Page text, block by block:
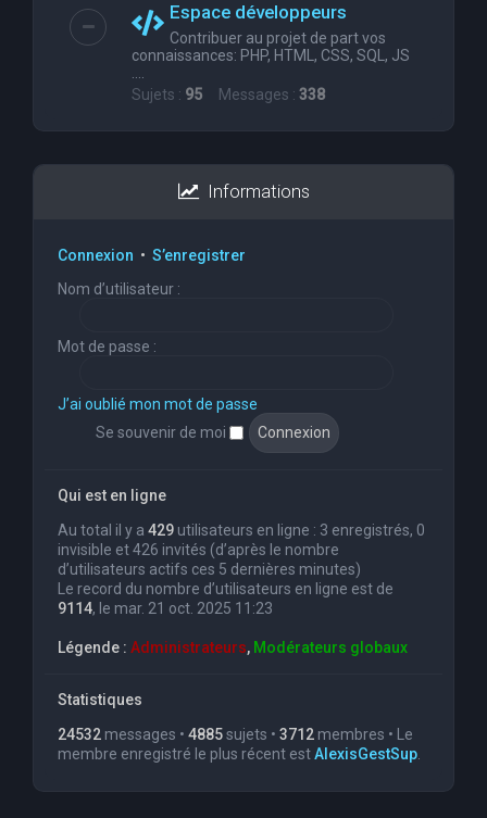
Espace développeurs
Contribuer au projet de part vos
connaissances: PHP, HTML, CSS, SQL, JS
....
Sujets : 95 Messages : 338
Informations
Connexion • S’enregistrer
Nom d’utilisateur :
Mot de passe :
J’ai oublié mon mot de passe
Se souvenir de moi
Qui est en ligne
Au total il y a 429 utilisateurs en ligne : 3 enregistrés, 0
invisible et 426 invités (d’après le nombre
d’utilisateurs actifs ces 5 dernières minutes)
Le record du nombre d’utilisateurs en ligne est de
9114, le mar. 21 oct. 2025 11:23
Légende : Administrateurs, Modérateurs globaux
Statistiques
24532 messages • 4885sujets • 3712 membres • Le
membre enregistré le plus récent estAlexisGestSup.